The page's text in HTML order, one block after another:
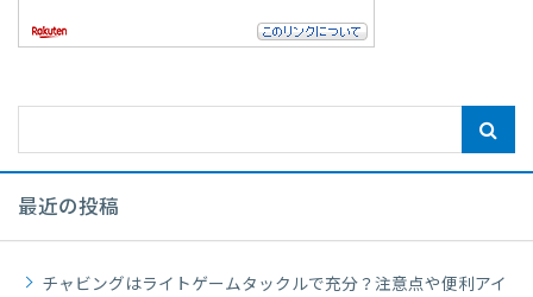
最近の投稿
チャビングはライトゲームタックルで充分？注意点や便利アイ